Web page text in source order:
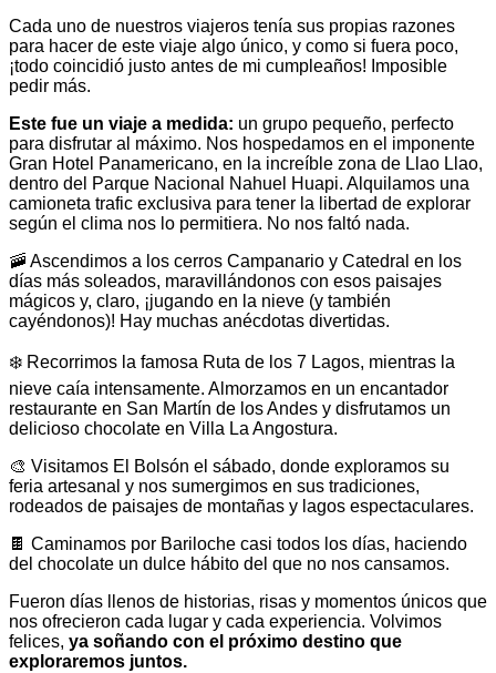
Cada uno de nuestros viajeros tenía sus propias razones
para hacer de este viaje algo único, y como si fuera poco,
¡todo coincidió justo antes de mi cumpleaños! Imposible
pedir más.
Este fue un viaje a medida: un grupo pequeño, perfecto
para disfrutar al máximo. Nos hospedamos en el imponente
Gran Hotel Panamericano, en la increíble zona de Llao Llao,
dentro del Parque Nacional Nahuel Huapi. Alquilamos una
camioneta trafic exclusiva para tener la libertad de explorar
según el clima nos lo permitiera. No nos faltó nada.
🚠 Ascendimos a los cerros Campanario y Catedral en los
días más soleados, maravillándonos con esos paisajes
mágicos y, claro, ¡jugando en la nieve (y también
cayéndonos)! Hay muchas anécdotas divertidas.
❄️ Recorrimos la famosa Ruta de los 7 Lagos, mientras la
nieve caía intensamente. Almorzamos en un encantador
restaurante en San Martín de los Andes y disfrutamos un
delicioso chocolate en Villa La Angostura.
🎨 Visitamos El Bolsón el sábado, donde exploramos su
feria artesanal y nos sumergimos en sus tradiciones,
rodeados de paisajes de montañas y lagos espectaculares.
🍫 Caminamos por Bariloche casi todos los días, haciendo
del chocolate un dulce hábito del que no nos cansamos.
Fueron días llenos de historias, risas y momentos únicos que
nos ofrecieron cada lugar y cada experiencia. Volvimos
felices, ya soñando con el próximo destino que
exploraremos juntos.